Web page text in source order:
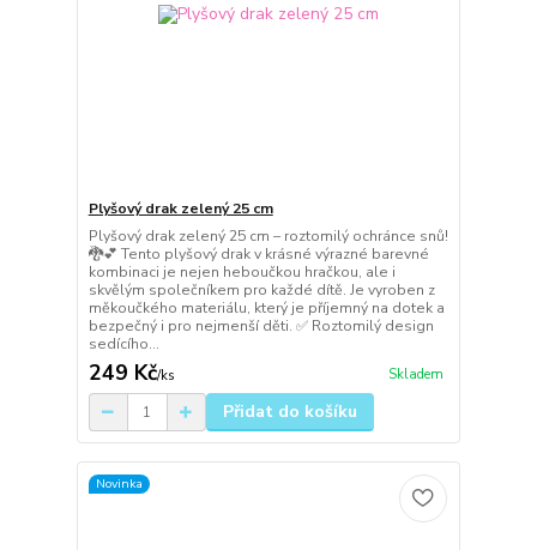
Plyšový drak zelený 25 cm
Plyšový drak zelený 25 cm – roztomilý ochránce snů!
🐉💕 Tento plyšový drak v krásné výrazné barevné
kombinaci je nejen heboučkou hračkou, ale i
skvělým společníkem pro každé dítě. Je vyroben z
měkoučkého materiálu, který je příjemný na dotek a
bezpečný i pro nejmenší děti. ✅ Roztomilý design
sedícího...
249 Kč/ks Skladem
Přidat do košíku
Novinka